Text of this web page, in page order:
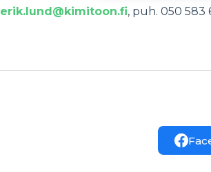
erik.lund@kimitoon.fi, puh. 050 583